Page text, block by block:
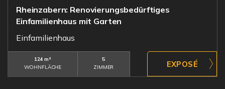
Rheinzabern: Renovierungsbedürftiges
Einfamilienhaus mit Garten
Einfamilienhaus
124 m²
WOHNFLÄCHE
5
ZIMMER